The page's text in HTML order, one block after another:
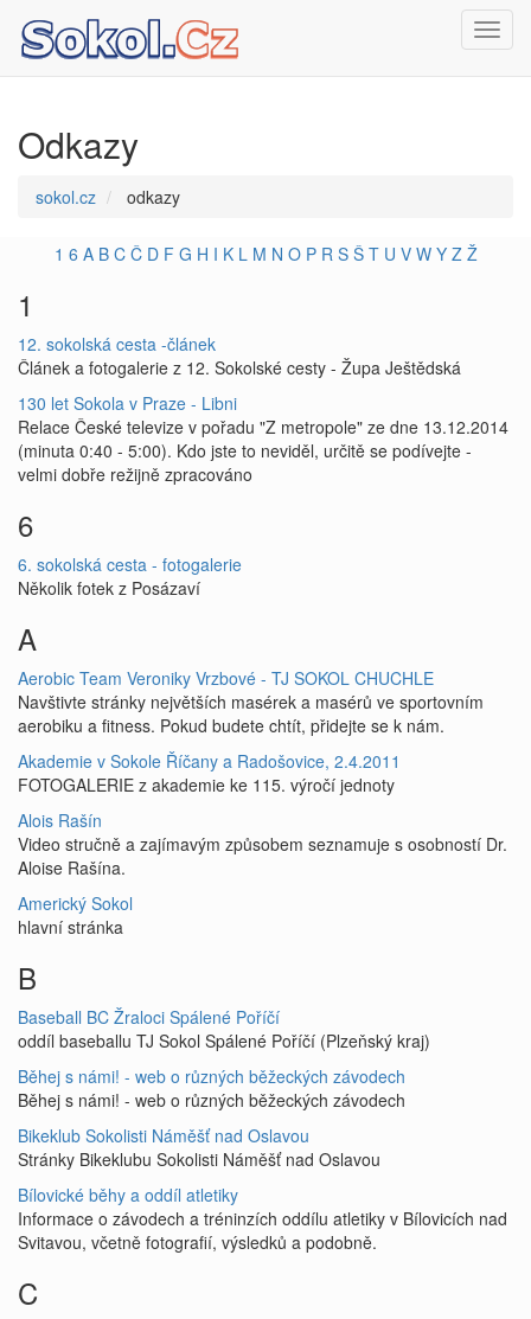
Odkazy
sokol.cz odkazy
1 6 A B C Č D F G H I K L M N O P R S Š T U V W Y Z Ž
1
12. sokolská cesta -článek
Článek a fotogalerie z 12. Sokolské cesty - Župa Ještědská
130 let Sokola v Praze - Libni
Relace České televize v pořadu "Z metropole" ze dne 13.12.2014
(minuta 0:40 - 5:00). Kdo jste to neviděl, určitě se podívejte -
velmi dobře režijně zpracováno
6
6. sokolská cesta - fotogalerie
Několik fotek z Posázaví
A
Aerobic Team Veroniky Vrzbové - TJ SOKOL CHUCHLE
Navštivte stránky největších masérek a masérů ve sportovním
aerobiku a fitness. Pokud budete chtít, přidejte se k nám.
Akademie v Sokole Říčany a Radošovice, 2.4.2011
FOTOGALERIE z akademie ke 115. výročí jednoty
Alois Rašín
Video stručně a zajímavým způsobem seznamuje s osobností Dr.
Aloise Rašína.
Americký Sokol
hlavní stránka
B
Baseball BC Žraloci Spálené Poříčí
oddíl baseballu TJ Sokol Spálené Poříčí (Plzeňský kraj)
Běhej s námi! - web o různých běžeckých závodech
Běhej s námi! - web o různých běžeckých závodech
Bikeklub Sokolisti Náměšť nad Oslavou
Stránky Bikeklubu Sokolisti Náměšť nad Oslavou
Bílovické běhy a oddíl atletiky
Informace o závodech a tréninzích oddílu atletiky v Bílovicích nad
Svitavou, včetně fotografií, výsledků a podobně.
C